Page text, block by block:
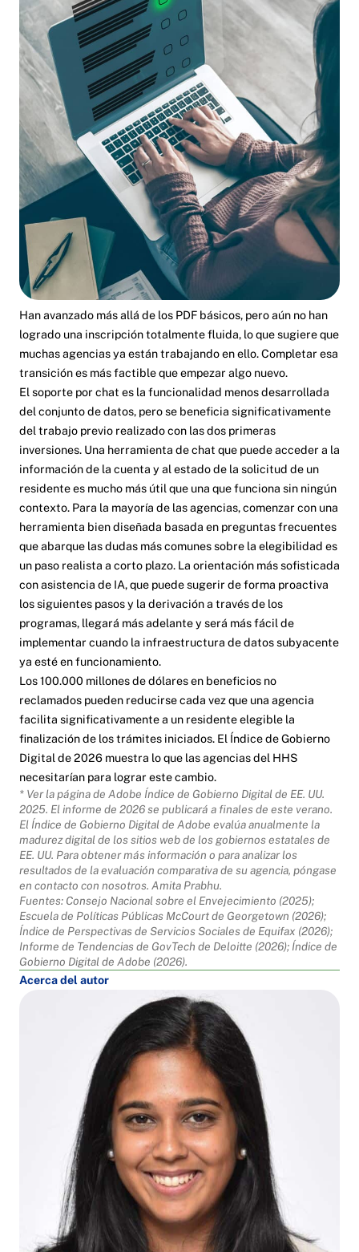
Han avanzado más allá de los PDF básicos, pero aún no han
logrado una inscripción totalmente fluida, lo que sugiere que
muchas agencias ya están trabajando en ello. Completar esa
transición es más factible que empezar algo nuevo.
El soporte por chat es la funcionalidad menos desarrollada
del conjunto de datos, pero se beneficia significativamente
del trabajo previo realizado con las dos primeras
inversiones. Una herramienta de chat que puede acceder a la
información de la cuenta y al estado de la solicitud de un
residente es mucho más útil que una que funciona sin ningún
contexto. Para la mayoría de las agencias, comenzar con una
herramienta bien diseñada basada en preguntas frecuentes
que abarque las dudas más comunes sobre la elegibilidad es
un paso realista a corto plazo. La orientación más sofisticada
con asistencia de IA, que puede sugerir de forma proactiva
los siguientes pasos y la derivación a través de los
programas, llegará más adelante y será más fácil de
implementar cuando la infraestructura de datos subyacente
ya esté en funcionamiento.
Los 100.000 millones de dólares en beneficios no
reclamados pueden reducirse cada vez que una agencia
facilita significativamente a un residente elegible la
finalización de los trámites iniciados. El Índice de Gobierno
Digital de 2026 muestra lo que las agencias del HHS
necesitarían para lograr este cambio.
* Ver la página de Adobe Índice de Gobierno Digital de EE. UU.
2025. El informe de 2026 se publicará a finales de este verano.
El Índice de Gobierno Digital de Adobe evalúa anualmente la
madurez digital de los sitios web de los gobiernos estatales de
EE. UU. Para obtener más información o para analizar los
resultados de la evaluación comparativa de su agencia, póngase
en contacto con nosotros. Amita Prabhu.
Fuentes: Consejo Nacional sobre el Envejecimiento (2025);
Escuela de Políticas Públicas McCourt de Georgetown (2026);
Índice de Perspectivas de Servicios Sociales de Equifax (2026);
Informe de Tendencias de GovTech de Deloitte (2026); Índice de
Gobierno Digital de Adobe (2026).
Acerca del autor